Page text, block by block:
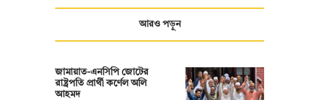
আরও পড়ুন
জামায়াত-এনসিপি জোটের
রাষ্ট্রপতি প্রার্থী কর্ণেল অলি
আহমদ